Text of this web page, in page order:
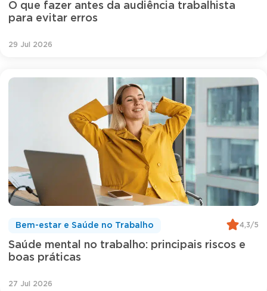
O que fazer antes da audiência trabalhista
para evitar erros
29 Jul 2026
Saúde mental no trabalho: principais riscos e
boas práticas
Bem-estar e Saúde no Trabalho 4,3/5
27 Jul 2026